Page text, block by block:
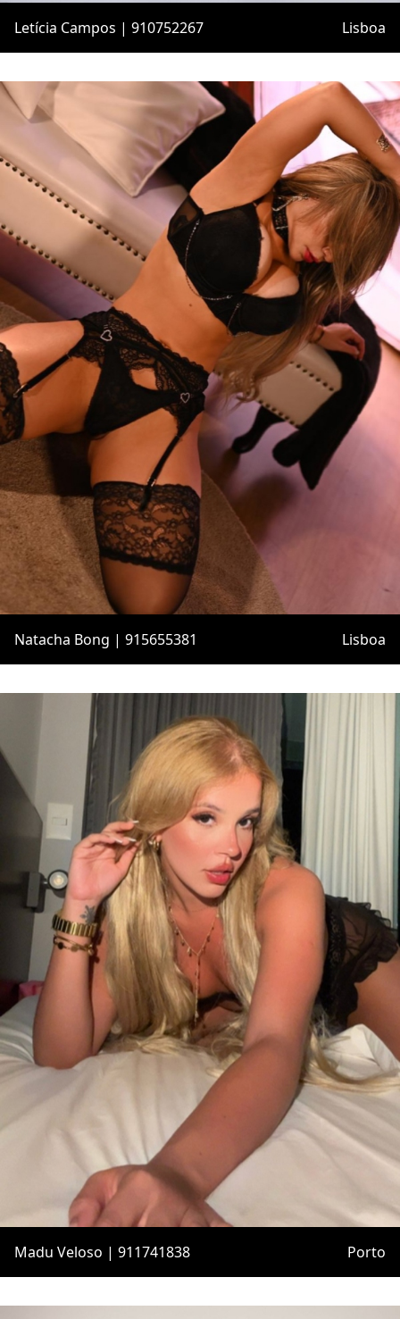
Letícia Campos | 910752267 Lisboa
Natacha Bong | 915655381 Lisboa
Madu Veloso | 911741838 Porto